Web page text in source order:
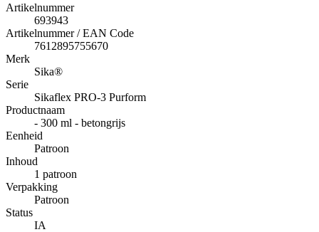
Artikelnummer
693943
Artikelnummer / EAN Code
7612895755670
Merk
Sika®
Serie
Sikaflex PRO-3 Purform
Productnaam
- 300 ml - betongrijs
Eenheid
Patroon
Inhoud
1 patroon
Verpakking
Patroon
Status
IA